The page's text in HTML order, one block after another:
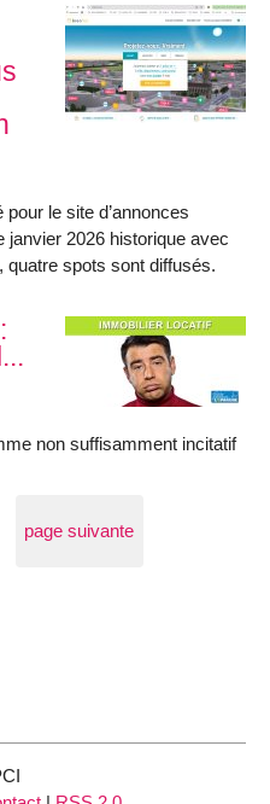
le site d’annonces
janvier 2026 historique avec
quatre spots sont diffusés.
non suffisamment incitatif
page suivante